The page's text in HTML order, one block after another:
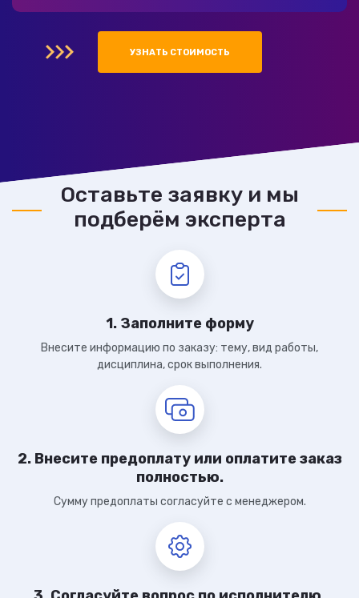
УЗНАТЬ СТОИМОСТЬ
Оставьте заявку и мы
подберём эксперта
1. Заполните форму
Внесите информацию по заказу: тему, вид работы,
дисциплина, срок выполнения.
2. Внесите предоплату или оплатите заказ
полностью.
Сумму предоплаты согласуйте с менеджером.